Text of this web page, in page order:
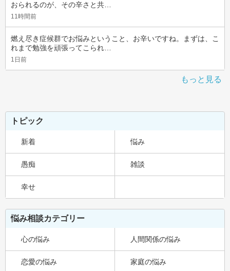
おられるのが、その辛さと共…
11時間前
燃え尽き症候群でお悩みということ、お辛いですね。まずは、こ
れまで勉強を頑張ってこられ…
1日前
もっと見る
トピック
新着 悩み
愚痴 雑談
幸せ
悩み相談カテゴリー
心の悩み 人間関係の悩み
恋愛の悩み 家庭の悩み